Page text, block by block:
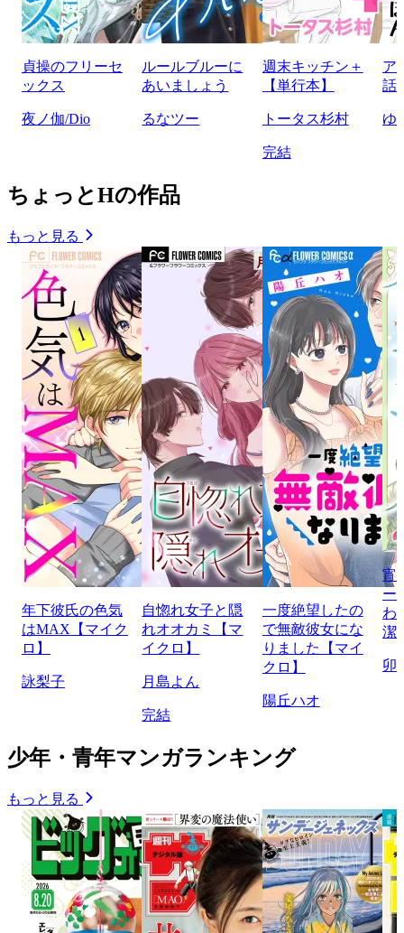
貞操のフリーセ
ックス
夜ノ伽/Dio
ルールブルーに
あいましょう
るなツー
週末キッチン＋
【単行本】
トータス杉村
完結
ア
話
ゆ
ちょっとHの作品
もっと見る
年下彼氏の色気
はMAX【マイク
ロ】
詠梨子
自惚れ女子と隠
れオオカミ【マ
イクロ】
月島よん
完結
一度絶望したの
で無敵彼女にな
りました【マイ
クロ】
陽丘ハオ
宵
ー
わ
潔
卯
少年・青年マンガランキング
もっと見る